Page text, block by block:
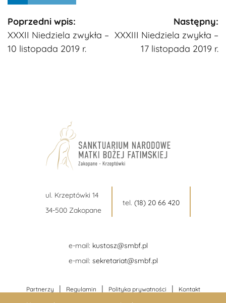
Kontynuuj
czytanie
Poprzedni wpis:
XXXII Niedziela zwykła –
10 listopada 2019 r.
Następny:
XXXIII Niedziela zwykła –
17 listopada 2019 r.
ul. Krzeptówki 14
34-500 Zakopane
tel. (18) 20 66 420
e-mail: kustosz@smbf.pl
e-mail: sekretariat@smbf.pl
Partnerzy | Regulamin | Polityka prywatności | Kontakt